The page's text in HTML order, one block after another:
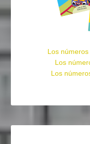
Los
Los
Los